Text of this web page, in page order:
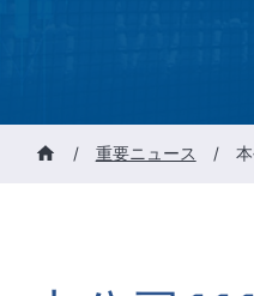
/ 重要ニュース /